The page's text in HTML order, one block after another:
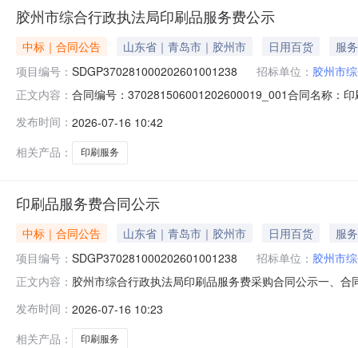
胶州市综合行政执法局印刷品服务费公示
中标｜合同公告 山东省｜青岛市｜胶州市 日用百货
服务
项目编号： SDGP370281000202601001238 招标单位： 胶州市
正文内容： 合同编号：370281506001202600019_001合同名称：
式：13668888456合同签订日期：2026-07-01合同金额
发布时间： 2026-07-16 10:42
相关产品：
印刷服务
印刷品服务费合同公示
中标｜合同公告 山东省｜青岛市｜胶州市 日用百货
服务
项目编号： SDGP370281000202601001238 招标单位： 胶州市
正文内容： 胶州市综合行政执法局印刷品服务费采购合同公示一、
州市精艺广告传媒中心地址：山东省青岛市胶州市水寨
要求）主要标的
发布时间： 2026-07-16 10:23
相关产品：
印刷服务